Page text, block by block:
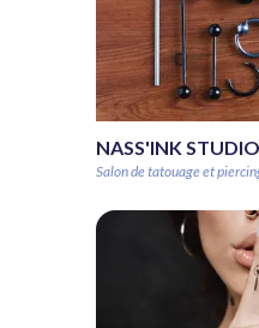
NASS'INK
Salon de tatouage et